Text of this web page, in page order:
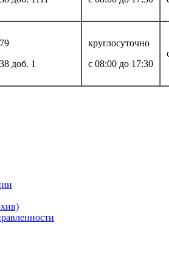
доб. 1
круглосуточно
с 08:00 до 17:30